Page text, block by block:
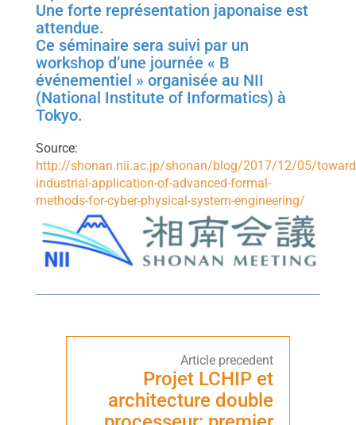
Une forte représentation japonaise est
attendue.
Ce séminaire sera suivi par un
workshop d’une journée « B
événementiel » organisée au NII
(National Institute of Informatics) à
Tokyo.
Source:
http://shonan.nii.ac.jp/shonan/blog/2017/12/05/
industrial-application-of-advanced-formal-
methods-for-cyber-physical-system-engineering/
Projet LCHIP et
architecture double